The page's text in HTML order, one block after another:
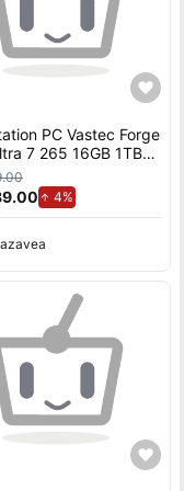
PC Vastec Forge
7 265 16GB 1TB
RTX 5060 8GB
11 Pro
4%de aumento.